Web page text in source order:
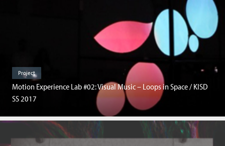
Project
Motion Experience Lab #02: Visual Music – Loops in Space / KISD
SS 2017